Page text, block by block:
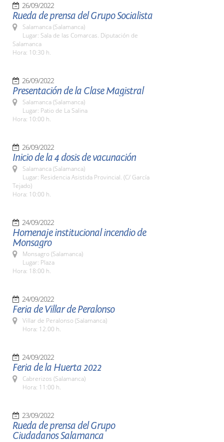
26/09/2022
Rueda de prensa del Grupo Socialista
Salamanca (Salamanca)
Lugar: Sala de las Comarcas. Diputación de
Salamanca
Hora: 10:30 h.
26/09/2022
Presentación de la Clase Magistral
Salamanca (Salamanca)
Lugar: Patio de La Salina
Hora: 10:00 h.
26/09/2022
Inicio de la 4 dosis de vacunación
Salamanca (Salamanca)
Lugar: Residencia Asistida Provincial. (C/ García
Tejado)
Hora: 10:00 h.
24/09/2022
Homenaje institucional incendio de
Monsagro
Monsagro (Salamanca)
Lugar: Plaza
Hora: 18:00 h.
24/09/2022
Feria de Villar de Peralonso
Villar de Peralonso (Salamanca)
Hora: 12.00 h.
24/09/2022
Feria de la Huerta 2022
Cabrerizos (Salamanca)
Hora: 11:00 h.
23/09/2022
Rueda de prensa del Grupo
Ciudadanos Salamanca